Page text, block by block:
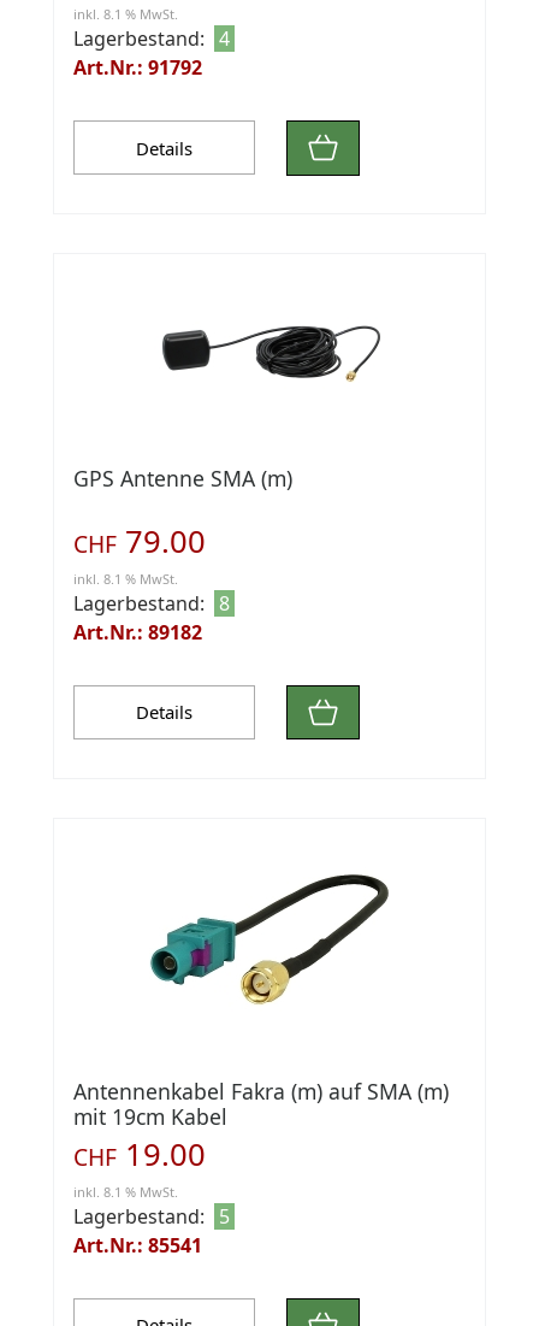
inkl. 8.1 % MwSt.
Lagerbestand: 4
Art.Nr.: 91792
Details
GPS Antenne SMA (m)
CHF 79.00
inkl. 8.1 % MwSt.
Lagerbestand:
8
Art.Nr.: 89182
Details
Antennenkabel Fakra (m) auf SMA (m)
mit 19cm Kabel
CHF 19.00
inkl. 8.1 % MwSt.
Lagerbestand:
5
Art.Nr.: 85541